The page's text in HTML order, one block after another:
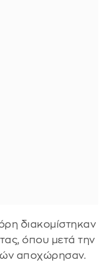
διακομίστηκαν
όπου μετά την
αποχώρησαν.